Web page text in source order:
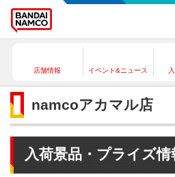
店舗情報 イベント&ニュース
namcoアカマル店
入荷景品・プライズ情